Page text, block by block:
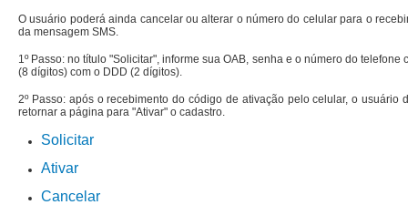
Comitê de Priorização do Primeiro Grau
Comitê de Gestão de Pessoas
Comissão de Vitaliciamento
Comitê de Atenção Integral à Saúde de Magistrados e
O usuário poderá ainda cancelar ou alterar o número do celular para o
da mensagem SMS.
1º Passo: no título "Solicitar", informe sua OAB, senha e o número do telefone
(8 dígitos) com o DDD (2 dígitos).
2º Passo: após o recebimento do código de ativação pelo celular, o usuário
retornar a página para "Ativar" o cadastro.
Solicitar
Ativar
Cancelar